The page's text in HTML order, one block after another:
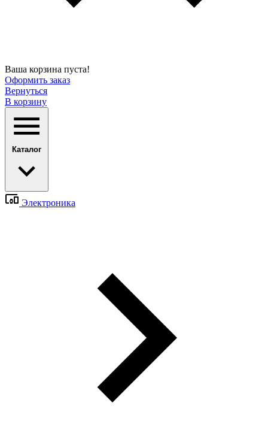
Ваша корзина пуста!
Оформить заказ
Вернуться
В корзину
Каталог
Электроника